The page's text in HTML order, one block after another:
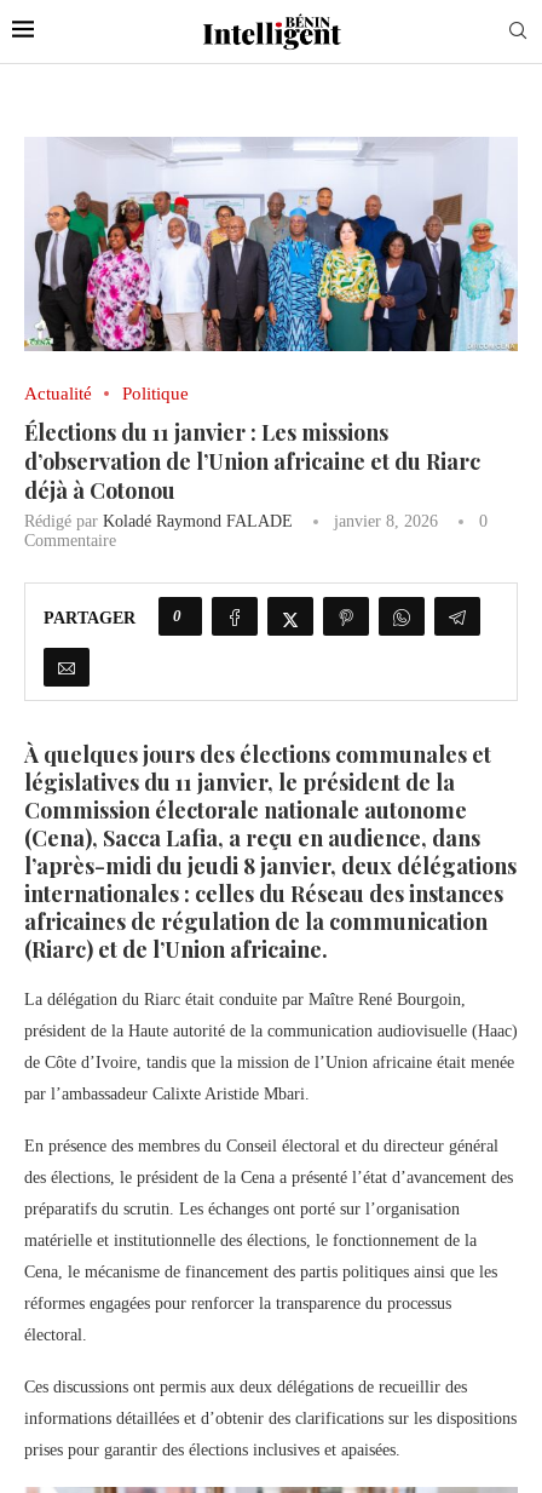
Actualité Politique
Élections du 11 janvier : Les missions
d’observation de l’Union africaine et du Riarc
déjà à Cotonou
Rédigé par Koladé Raymond FALADE janvier 8, 2026
0
Commentaire
PARTAGER 0
À quelques jours des élections communales et
législatives du 11 janvier, le président de la
Commission électorale nationale autonome
(Cena), Sacca Lafia, a reçu en audience, dans
l’après-midi du jeudi 8 janvier, deux délégations
internationales : celles du Réseau des instances
africaines de régulation de la communication
(Riarc) et de l’Union africaine.
La délégation du Riarc était conduite par Maître René Bourgoin,
président de la Haute autorité de la communication audiovisuelle (Haac)
de Côte d’Ivoire, tandis que la mission de l’Union africaine était menée
par l’ambassadeur Calixte Aristide Mbari.
En présence des membres du Conseil électoral et du directeur général
des élections, le président de la Cena a présenté l’état d’avancement des
préparatifs du scrutin. Les échanges ont porté sur l’organisation
matérielle et institutionnelle des élections, le fonctionnement de la
Cena, le mécanisme de financement des partis politiques ainsi que les
réformes engagées pour renforcer la transparence du processus
électoral.
Ces discussions ont permis aux deux délégations de recueillir des
informations détaillées et d’obtenir des clarifications sur les dispositions
prises pour garantir des élections inclusives et apaisées.